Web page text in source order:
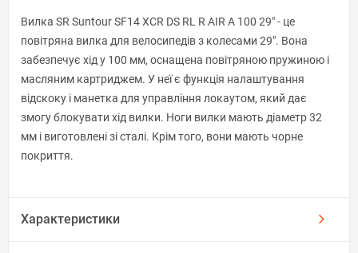
Вилка SR Suntour SF14 XCR DS RL R AIR A 100 29" - це
повітряна вилка для велосипедів з колесами 29". Вона
забезпечує хід у 100 мм, оснащена повітряною пружиною і
масляним картриджем. У неї є функція налаштування
відскоку і манетка для управління локаутом, який дає
змогу блокувати хід вилки. Ноги вилки мають діаметр 32
мм і виготовлені зі сталі. Крім того, вони мають чорне
покриття.
Характеристики